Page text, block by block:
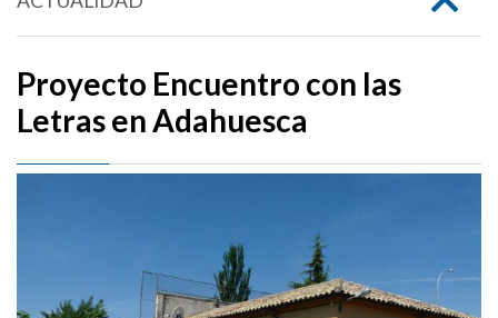
Proyecto Encuentro con las
Letras en Adahuesca